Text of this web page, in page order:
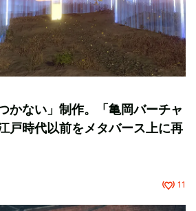
かない」制作。「亀岡バーチャ
戸時代以前をメタバース上に再
11